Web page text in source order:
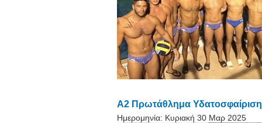
Α2 Πρωτάθλημα
Ημερομηνία: Κυριακή 30 Μαρ 2025